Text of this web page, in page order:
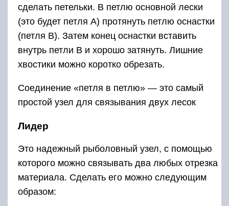
сделать петельки. В петлю основной лески
(это будет петля А) протянуть петлю оснастки
(петля В). Затем конец оснастки вставить
внутрь петли В и хорошо затянуть. Лишние
хвостики можно коротко обрезать.
Соединение «петля в петлю» — это самый
простой узел для связывания двух лесок
Лидер
Это надежный рыболовный узел, с помощью
которого можно связывать два любых отрезка
материала. Сделать его можно следующим
образом: